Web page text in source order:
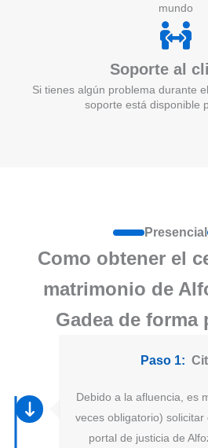
mundo
Soporte al
Si tienes algún problema durante
soporte está disponible
Presencial
Como obtener el
matrimonio de
Gadea de forma
Paso 1:
Debido a la afluencia, es
veces obligatorio)
portal de justicia de